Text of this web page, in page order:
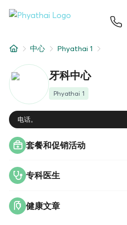
关于我们
医院分院
中心 Phyathai 1
牙科中心
Phyathai 1
电话。
套餐和促销活动
专科医生
健康文章